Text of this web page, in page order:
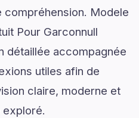
compréhension. Modele
Pour Garconnull
détaillée accompagnée
utiles afin de
claire, moderne et
exploré.